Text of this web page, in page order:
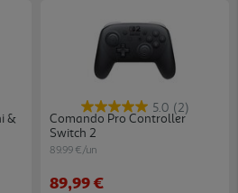
&
5.0 (2)
Comando Pro Controller
Switch 2
89.99 €/un
89,99 €